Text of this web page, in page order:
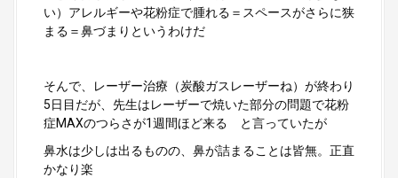
い）アレルギーや花粉症で腫れる＝スペースがさらに狭
まる＝鼻づまりというわけだ
そんで、レーザー治療（炭酸ガスレーザーね）が終わり
5日目だが、先生はレーザーで焼いた部分の問題で花粉
症MAXのつらさが1週間ほど来る と言っていたが
鼻水は少しは出るものの、鼻が詰まることは皆無。正直
かなり楽